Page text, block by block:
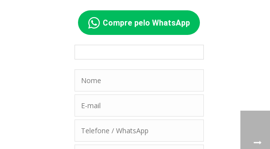
Compre pelo WhatsApp